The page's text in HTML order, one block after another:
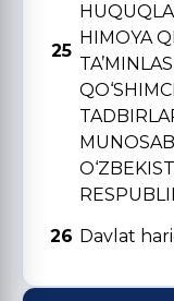
25
HIMOYA
26 Davlat